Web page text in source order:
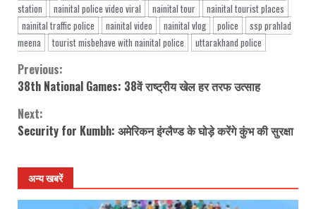
station
nainital police video viral nainital tour
nainital tourist places
nainital traffic police
nainital video nainital vlog police
ssp prahlad
meena
tourist misbehave with nainital police uttarakhand police
Continue
Previous:
38th National Games: 38वें राष्ट्रीय खेल हर तरफ उत्साह
Next:
Security for Kumbh: अमेरिकन इंग्लैण्ड के घोड़े करेंगे कुंभ की सुरक्षा
अन्य खबरें